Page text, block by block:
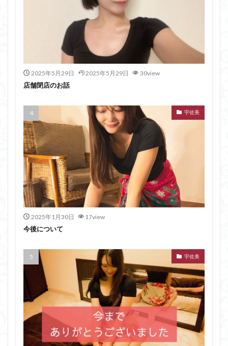
2025年5月29日 2025年5月29日 30view
店舗閉店のお話
宇佐美
2025年1月30日 17view
今後について
宇佐美